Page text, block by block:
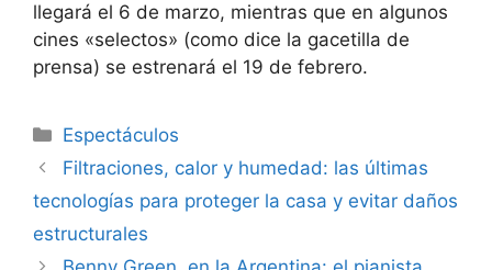
llegará el 6 de marzo, mientras que en algunos
cines «selectos» (como dice la gacetilla de
prensa) se estrenará el 19 de febrero.
Espectáculos
Filtraciones, calor y humedad: las últimas
tecnologías para proteger la casa y evitar daños
estructurales